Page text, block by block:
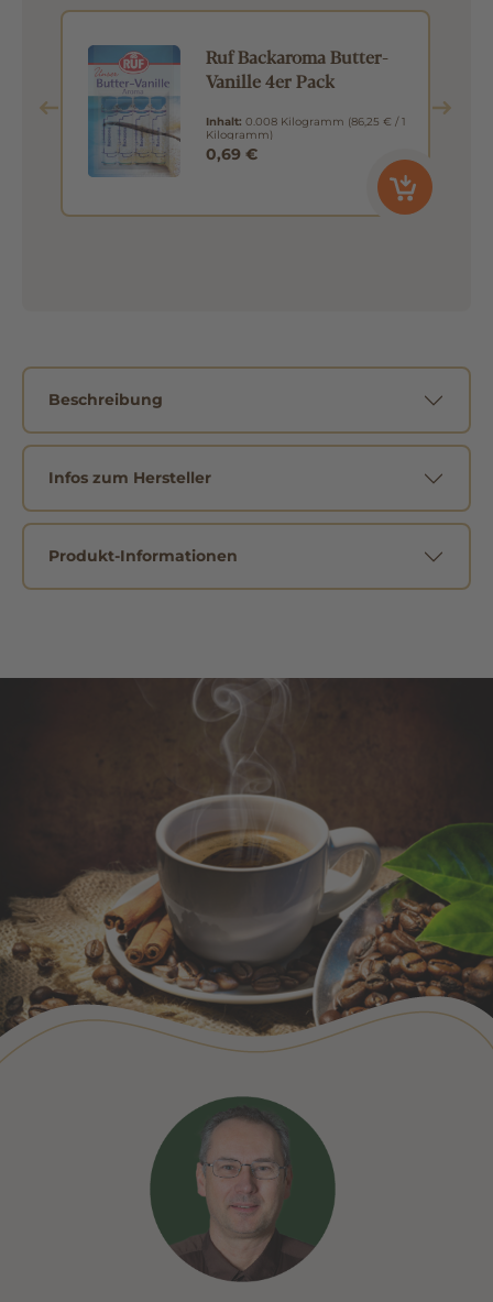
Ruf Backaroma Butter-
Vanille 4er Pack
Inhalt: 0.008 Kilogramm (86,25 € / 1
Kilogramm)
0,69 €
Beschreibung
Infos zum Hersteller
Produkt-Informationen